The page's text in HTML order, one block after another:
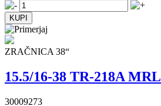
ZRAČNICA 38“
15.5/16-38 TR-218A MRL
30009273